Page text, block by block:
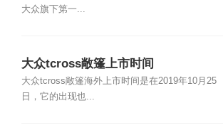
大众旗下第一...
大众tcross敞篷上市时间
大众tcross敞篷海外上市时间是在2019年10月25
日，它的出现也...